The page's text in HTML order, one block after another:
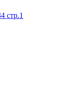
стр.1